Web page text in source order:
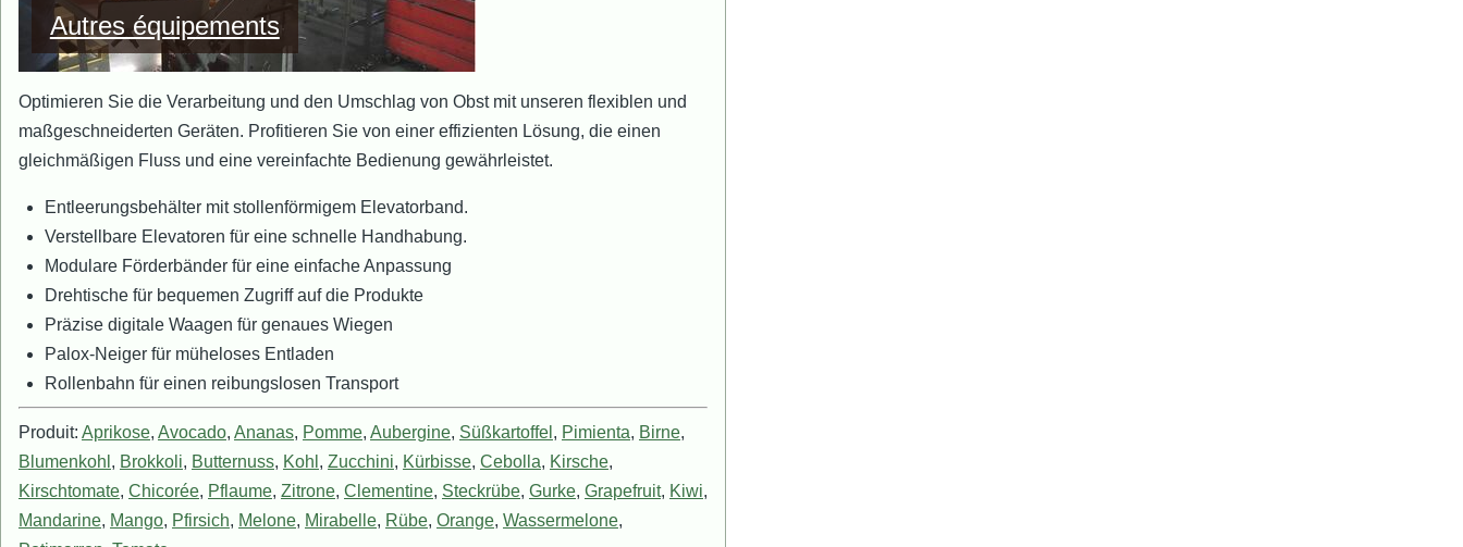
Autres équipements
Optimieren Sie die Verarbeitung und den Umschlag von Obst mit unseren flexiblen und
maßgeschneiderten Geräten. Profitieren Sie von einer effizienten Lösung, die einen
gleichmäßigen Fluss und eine vereinfachte Bedienung gewährleistet.
Entleerungsbehälter mit stollenförmigem Elevatorband.
Verstellbare Elevatoren für eine schnelle Handhabung.
Modulare Förderbänder für eine einfache Anpassung
Drehtische für bequemen Zugriff auf die Produkte
Präzise digitale Waagen für genaues Wiegen
Palox-Neiger für müheloses Entladen
Rollenbahn für einen reibungslosen Transport
Produit: Aprikose, Avocado, Ananas, Pomme, Aubergine, Süßkartoffel , Pimienta, Birne,
Blumenkohl , Brokkoli, Butternuss, Kohl , Zucchini, Kürbisse, Cebolla, Kirsche,
Kirschtomate, Chicorée, Pflaume, Zitrone, Clementine, Steckrübe, Gurke, Grapefruit, Kiwi,
Mandarine, Mango, Pfirsich, Melone, Mirabelle, Rübe, Orange, Wassermelone,